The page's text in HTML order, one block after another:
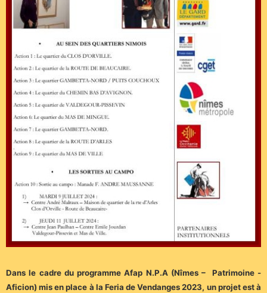
Dans le cadre du programme Afap N.P.A (Nîmes – Patrimoine -
Aficion) mis en place à la Feria de Vendanges 2023, un projet est à